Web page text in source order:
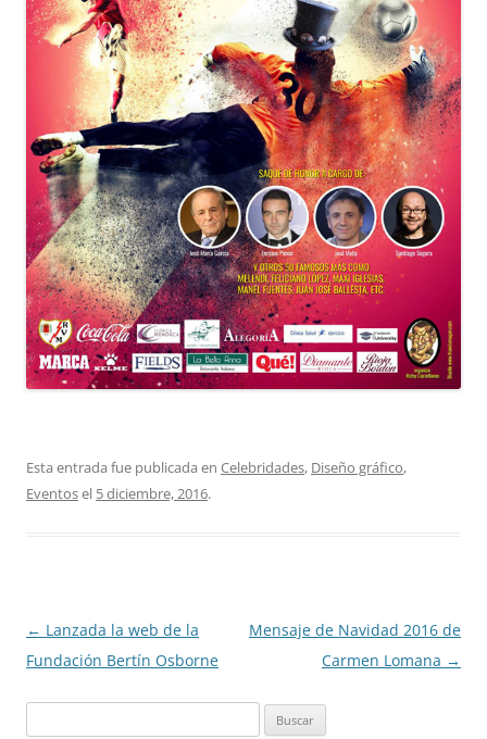
Esta entrada fue publicada en Celebridades, Diseño gráfico,
Eventosel 5 diciembre, 2016.
Navegación
de
← Lanzada la web de la
Fundación Bertín Osborne
Mensaje de Navidad 2016 de
Carmen Lomana →